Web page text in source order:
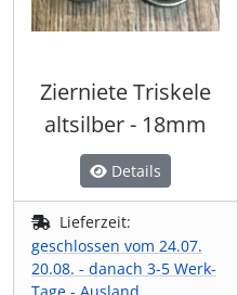
Zierniete Triskele
altsilber - 18mm
Details
Lieferzeit:
geschlossen vom 24.07.
20.08. - danach 3-5 Werk-